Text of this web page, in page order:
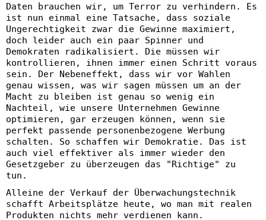
Daten brauchen wir, um Terror zu verhindern. Es
ist nun einmal eine Tatsache, dass soziale
Ungerechtigkeit zwar die Gewinne maximiert,
doch leider auch ein paar Spinner und
Demokraten radikalisiert. Die müssen wir
kontrollieren, ihnen immer einen Schritt voraus
sein. Der Nebeneffekt, dass wir vor Wahlen
genau wissen, was wir sagen müssen um an der
Macht zu bleiben ist genau so wenig ein
Nachteil, wie unsere Unternehmen Gewinne
optimieren, gar erzeugen können, wenn sie
perfekt passende personenbezogene Werbung
schalten. So schaffen wir Demokratie. Das ist
auch viel effektiver als immer wieder den
Gesetzgeber zu überzeugen das "Richtige" zu
tun.
Alleine der Verkauf der Überwachungstechnik
schafft Arbeitsplätze heute, wo man mit realen
Produkten nichts mehr verdienen kann.